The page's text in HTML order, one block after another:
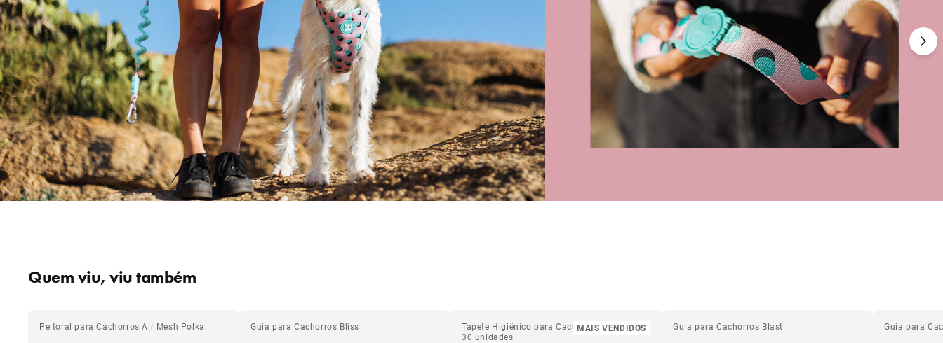
Quem viu, viu também
Peitoral para Cachorros Air Mesh Polka Guia para Cachorros Bliss MAIS VENDIDOS
Tapete Higiênico para Cachorros Zee.Pad -
30 unidades
Guia para Cachorros Blast Guia para